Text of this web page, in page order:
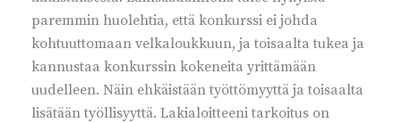
paremmin huolehtia, että konkurssi ei johda
kohtuuttomaan velkaloukkuun, ja toisaalta tukea ja
kannustaa konkurssin kokeneita yrittämään
uudelleen. Näin ehkäistään työttömyyttä ja toisaalta
lisätään työllisyyttä. Lakialoitteeni tarkoitus on